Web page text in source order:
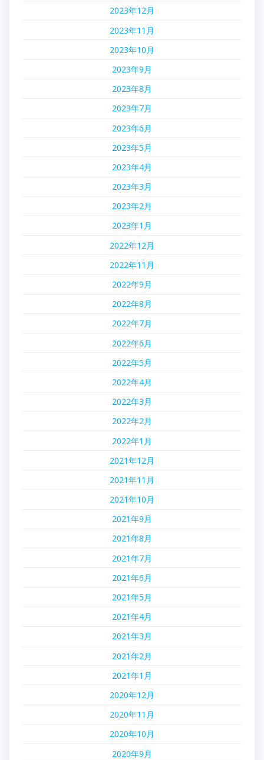
2023年12月
2023年11月
2023年10月
2023年9月
2023年8月
2023年7月
2023年6月
2023年5月
2023年4月
2023年3月
2023年2月
2023年1月
2022年12月
2022年11月
2022年9月
2022年8月
2022年7月
2022年6月
2022年5月
2022年4月
2022年3月
2022年2月
2022年1月
2021年12月
2021年11月
2021年10月
2021年9月
2021年8月
2021年7月
2021年6月
2021年5月
2021年4月
2021年3月
2021年2月
2021年1月
2020年12月
2020年11月
2020年10月
2020年9月